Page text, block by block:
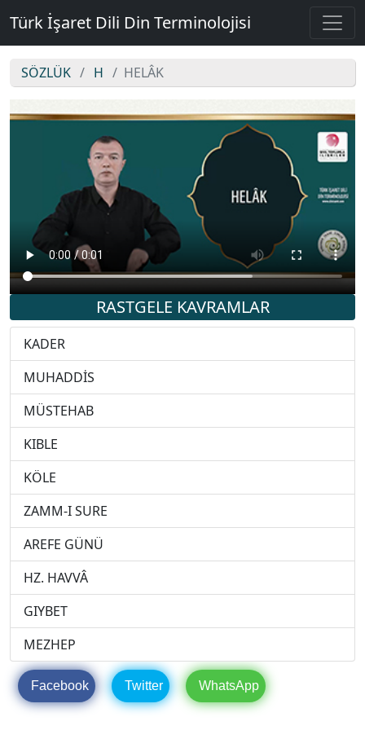
Türk İşaret Dili Din Terminolojisi
SÖZLÜK H HELÂK
HELÂK
RASTGELE KAVRAMLAR
KADER
MUHADDİS
MÜSTEHAB
KIBLE
KÖLE
ZAMM-I SURE
AREFE GÜNÜ
HZ. HAVVÂ
GIYBET
MEZHEP
Facebook Twitter WhatsApp